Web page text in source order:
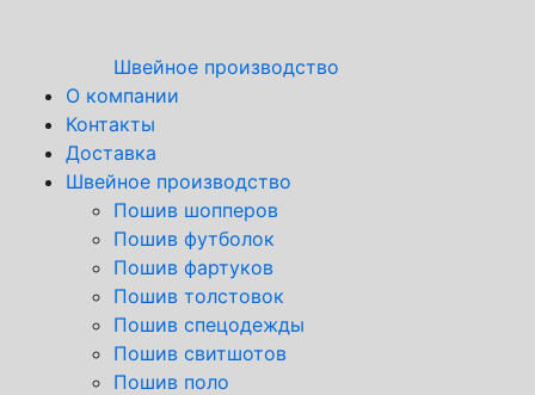
Швейное производство
О компании
Контакты
Доставка
Швейное производство
Пошив шопперов
Пошив футболок
Пошив фартуков
Пошив толстовок
Пошив спецодежды
Пошив свитшотов
Пошив поло